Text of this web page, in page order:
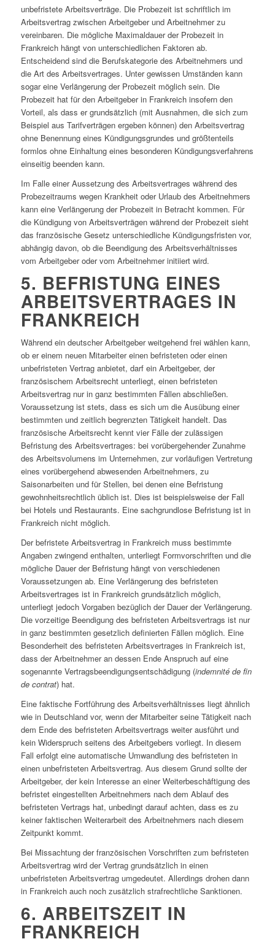
unbefristete Arbeitsverträge. Die Probezeit ist schriftlich im
Arbeitsvertrag zwischen Arbeitgeber und Arbeitnehmer zu
vereinbaren. Die mögliche Maximaldauer der Probezeit in
Frankreich hängt von unterschiedlichen Faktoren ab.
Entscheidend sind die Berufskategorie des Arbeitnehmers und
die Art des Arbeitsvertrages. Unter gewissen Umständen kann
sogar eine Verlängerung der Probezeit möglich sein. Die
Probezeit hat für den Arbeitgeber in Frankreich insofern den
Vorteil, als dass er grundsätzlich (mit Ausnahmen, die sich zum
Beispiel aus Tarifverträgen ergeben können) den Arbeitsvertrag
ohne Benennung eines Kündigungsgrundes und größtenteils
formlos ohne Einhaltung eines besonderen Kündigungsverfahrens
einseitig beenden kann.
Im Falle einer Aussetzung des Arbeitsvertrages während des
Probezeitraums wegen Krankheit oder Urlaub des Arbeitnehmers
kann eine Verlängerung der Probezeit in Betracht kommen. Für
die Kündigung von Arbeitsverträgen während der Probezeit sieht
das französische Gesetz unterschiedliche Kündigungsfristen vor,
abhängig davon, ob die Beendigung des Arbeitsverhältnisses
vom Arbeitgeber oder vom Arbeitnehmer initiiert wird.
5. BEFRISTUNG EINES
ARBEITSVERTRAGES IN
FRANKREICH
Während ein deutscher Arbeitgeber weitgehend frei wählen kann,
ob er einem neuen Mitarbeiter einen befristeten oder einen
unbefristeten Vertrag anbietet, darf ein Arbeitgeber, der
französischem Arbeitsrecht unterliegt, einen befristeten
Arbeitsvertrag nur in ganz bestimmten Fällen abschließen.
Voraussetzung ist stets, dass es sich um die Ausübung einer
bestimmten und zeitlich begrenzten Tätigkeit handelt. Das
französische Arbeitsrecht kennt vier Fälle der zulässigen
Befristung des Arbeitsvertrages: bei vorübergehender Zunahme
des Arbeitsvolumens im Unternehmen, zur vorläufigen Vertretung
eines vorübergehend abwesenden Arbeitnehmers, zu
Saisonarbeiten und für Stellen, bei denen eine Befristung
gewohnheitsrechtlich üblich ist. Dies ist beispielsweise der Fall
bei Hotels und Restaurants. Eine sachgrundlose Befristung ist in
Frankreich nicht möglich.
Der befristete Arbeitsvertrag in Frankreich muss bestimmte
Angaben zwingend enthalten, unterliegt Formvorschriften und die
mögliche Dauer der Befristung hängt von verschiedenen
Voraussetzungen ab. Eine Verlängerung des befristeten
Arbeitsvertrages ist in Frankreich grundsätzlich möglich,
unterliegt jedoch Vorgaben bezüglich der Dauer der Verlängerung.
Die vorzeitige Beendigung des befristeten Arbeitsvertrags ist nur
in ganz bestimmten gesetzlich definierten Fällen möglich. Eine
Besonderheit des befristeten Arbeitsvertrages in Frankreich ist,
dass der Arbeitnehmer an dessen Ende Anspruch auf eine
sogenannte Vertragsbeendigungsentschädigung (indemnité de fin
de contrat) hat.
Eine faktische Fortführung des Arbeitsverhältnisses liegt ähnlich
wie in Deutschland vor, wenn der Mitarbeiter seine Tätigkeit nach
dem Ende des befristeten Arbeitsvertrags weiter ausführt und
kein Widerspruch seitens des Arbeitgebers vorliegt. In diesem
Fall erfolgt eine automatische Umwandlung des befristeten in
einen unbefristeten Arbeitsvertrag. Aus diesem Grund sollte der
Arbeitgeber, der kein Interesse an einer Weiterbeschäftigung des
befristet eingestellten Arbeitnehmers nach dem Ablauf des
befristeten Vertrags hat, unbedingt darauf achten, dass es zu
keiner faktischen Weiterarbeit des Arbeitnehmers nach diesem
Zeitpunkt kommt.
Bei Missachtung der französischen Vorschriften zum befristeten
Arbeitsvertrag wird der Vertrag grundsätzlich in einen
unbefristeten Arbeitsvertrag umgedeutet. Allerdings drohen dann
in Frankreich auch noch zusätzlich strafrechtliche Sanktionen.
6. ARBEITSZEIT IN
FRANKREICH